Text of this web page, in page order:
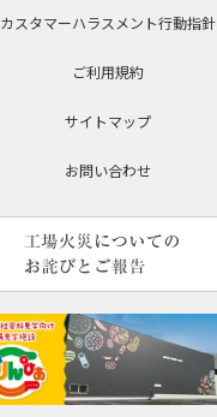
カスタマーハラスメント行動指針
ご利用規約
サイトマップ
お問い合わせ